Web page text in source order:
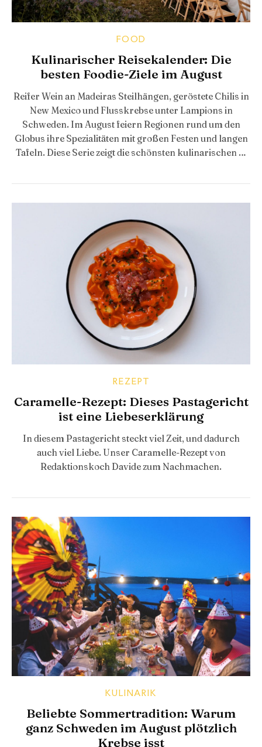
FOOD
besten Foodie-Ziele im August
Reifer Wein an Madeiras Steilhängen, geröstete Chilis in
New Mexico und Flusskrebse unter Lampions in
Schweden. Im August feiern Regionen rund um den
Tafeln. Diese Serie zeigt die schönsten kulinarischen …
REZEPT
ist eine Liebeserklärung
In diesem Pastagericht steckt viel Zeit, und dadurch
Redaktionskoch Davide zum Nachmachen.
KULINARIK
Beliebte Sommertradition: Warum